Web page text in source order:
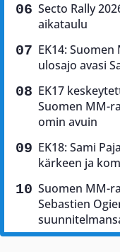
Secto Rally
aikataulu
EK14:
ulosajo avasi
EK17
Suomen MM-
omin avuin
EK18: Sami
kärkeen ja
Suomen MM-
Sebastien